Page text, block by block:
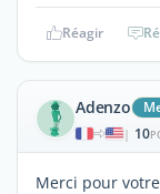
Réagir
Adenzo
| 10
Merci pour